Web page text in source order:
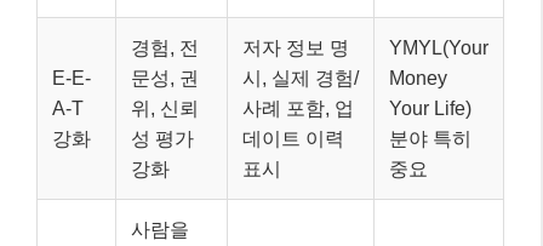
E-E-
A-T
강화
경험, 전
문성, 권
위, 신뢰
성 평가
강화
저자 정보 명
시, 실제 경험/
사례 포함, 업
데이트 이력
표시
YMYL(Your
Money
Your Life)
분야 특히
중요
사람을